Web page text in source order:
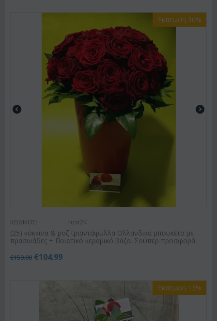
Έκπτωση 30%
ΚΩΔΙΚΟΣ: rosr24
(25) κόκκινα & ροζ τριαντάφυλλα Ολλανδικά μπουκέτο με
πρασινάδες + Ποιοτικό κεραμικό βάζο. Σούπερ προσφορά .
€150.00 €104.99
Έκπτωση 13%